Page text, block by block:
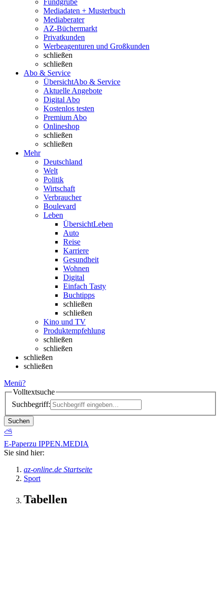
Fundgrube
Mediadaten + Musterbuch
Mediaberater
AZ-Büchermarkt
Privatkunden
Werbeagenturen und Großkunden
schließen
schließen
Abo & Service
ÜbersichtAbo & Service
Aktuelle Angebote
Digital Abo
Kostenlos testen
Premium Abo
Onlineshop
schließen
schließen
Mehr
Deutschland
Welt
Politik
Wirtschaft
Verbraucher
Boulevard
Leben
ÜbersichtLeben
Auto
Reise
Karriere
Gesundheit
Wohnen
Digital
Einfach Tasty
Buchtipps
schließen
schließen
Kino und TV
Produktempfehlung
schließen
schließen
schließen
schließen
Menü?
Volltextsuche
Suchbegriff:
Suchen
⛅
E-Paperzu IPPEN.MEDIA
Sie sind hier:
az-online.de Startseite
Sport
Tabellen